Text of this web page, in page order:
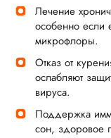
Лечение
особенно если
микрофлоры.
Отказ от
ослабляют
вируса.
Поддержка
сон, здоровое